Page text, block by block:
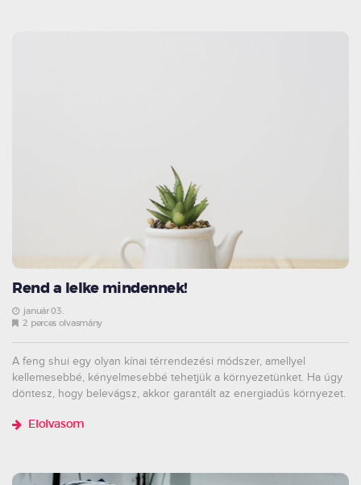
Rend a lelke mindennek!
január 03.
2 perces olvasmány
A feng shui egy olyan kínai térrendezési módszer, amellyel
kellemesebbé, kényelmesebbé tehetjük a környezetünket. Ha úgy
döntesz, hogy belevágsz, akkor garantált az energiadús környezet.
Elolvasom